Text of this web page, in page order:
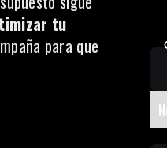
tu
para que